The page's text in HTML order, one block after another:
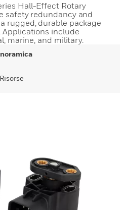
Hall-Effect Rotary
safety redundancy and
rugged, durable package
include
marine, and military.
Risorse